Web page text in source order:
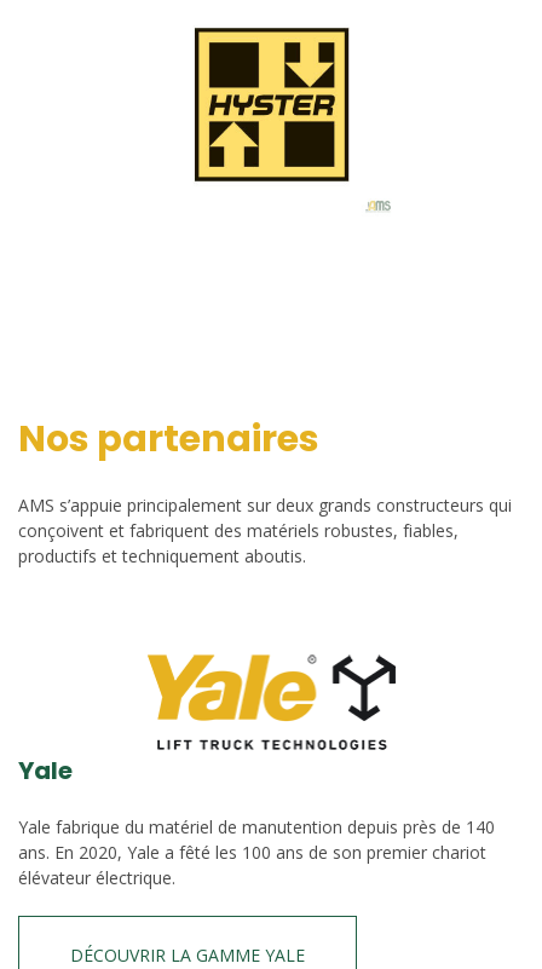
Nos partenaires
AMS s’appuie principalement sur deux grands constructeurs qui
conçoivent et fabriquent des matériels robustes, fiables,
productifs et techniquement aboutis.
Yale
Yale fabrique du matériel de manutention depuis près de 140
ans. En 2020, Yale a fêté les 100 ans de son premier chariot
élévateur électrique.
DÉCOUVRIR LA GAMME YALE